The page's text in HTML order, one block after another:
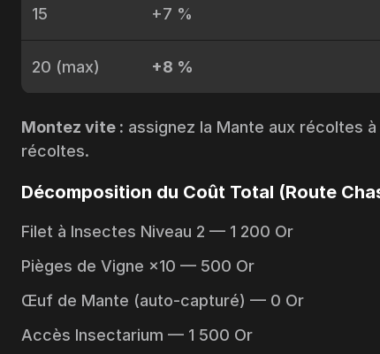
15 +7 %
20 (max) +8 %
Montez vite : assignez la Mante aux récoltes
récoltes.
Décomposition du Coût Total (Route
Filet à Insectes Niveau 2 — 1 200 Or
Pièges de Vigne ×10 — 500 Or
Œuf de Mante (auto-capturé) — 0 Or
Accès Insectarium — 1 500 Or